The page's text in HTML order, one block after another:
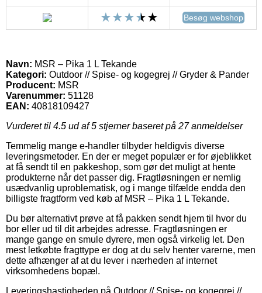
Besøg webshop
Navn: MSR – Pika 1 L Tekande
Kategori: Outdoor // Spise- og kogegrej // Gryder & Pander
Producent: MSR
Varenummer: 51128
EAN: 40818109427
Vurderet til 4.5 ud af 5 stjerner baseret på 27anmeldelser
Temmelig mange e-handler tilbyder heldigvis diverse
leveringsmetoder. En der er meget populær er for øjeblikket
at få sendt til en pakkeshop, som gør det muligt at hente
produkterne når det passer dig. Fragtløsningen er nemlig
usædvanlig uproblematisk, og i mange tilfælde endda den
billigste fragtform ved køb af MSR – Pika 1 L Tekande.
Du bør alternativt prøve at få pakken sendt hjem til hvor du
bor eller ud til dit arbejdes adresse. Fragtløsningen er
mange gange en smule dyrere, men også virkelig let. Den
mest letkøbte fragttype er dog at du selv henter varerne, men
dette afhænger af at du lever i nærheden af internet
virksomhedens bopæl.